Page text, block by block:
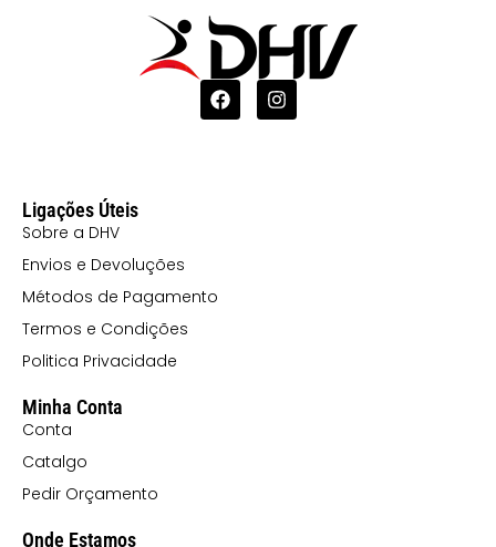
Ligações Úteis
Sobre a DHV
Envios e Devoluções
Métodos de Pagamento
Termos e Condições
Politica Privacidade
Minha Conta
Conta
Catalgo
Pedir Orçamento
Onde Estamos